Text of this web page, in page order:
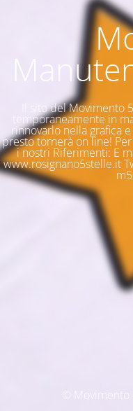
Il sito del Movimento
temporaneamente in
rinnovarlo nella grafica
presto tornerà on line!
i nostri Riferimenti: E
www.rosignano5stelle.it
©